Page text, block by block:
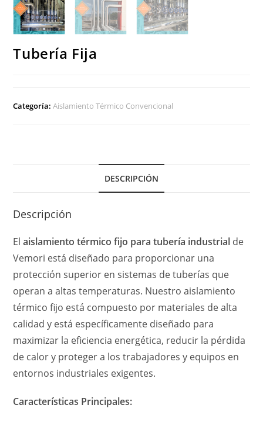
Tubería Fija
Categoría:Aislamiento Térmico Convencional
DESCRIPCIÓN
Descripción
Elaislamiento térmico fijo para tubería industrial de
Vemori está diseñado para proporcionar una
protección superior en sistemas de tuberías que
operan a altas temperaturas. Nuestro aislamiento
térmico fijo está compuesto por materiales de alta
calidad y está específicamente diseñado para
maximizar la eficiencia energética, reducir la pérdida
de calor y proteger a los trabajadores y equipos en
entornos industriales exigentes.
Características Principales: